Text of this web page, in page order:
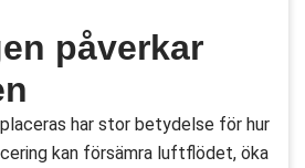
påverkar
har stor betydelse för hur
kan försämra luftflödet, öka